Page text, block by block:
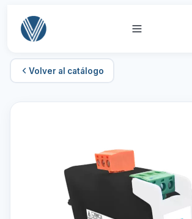
Volver al catálogo